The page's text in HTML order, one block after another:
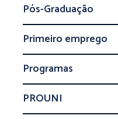
Pós-Graduação
Primeiro emprego
Programas
PROUNI